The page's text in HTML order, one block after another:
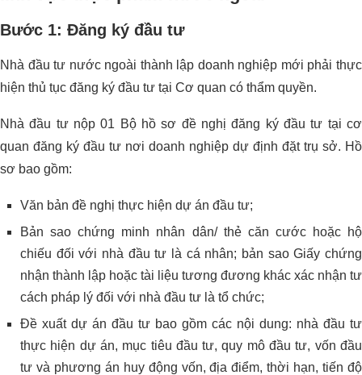
Bước 1: Đăng ký đầu tư
Nhà đầu tư nước ngoài thành lập doanh nghiệp mới phải thực
hiện thủ tục đăng ký đầu tư tại Cơ quan có thẩm quyền.
Nhà đầu tư nộp 01 Bộ hồ sơ đề nghị đăng ký đầu tư tại cơ
quan đăng ký đầu tư nơi doanh nghiệp dự định đặt trụ sở. Hồ
sơ bao gồm:
Văn bản đề nghị thực hiện dự án đầu tư;
Bản sao chứng minh nhân dân/ thẻ căn cước hoặc hộ
chiếu đối với nhà đầu tư là cá nhân; bản sao Giấy chứng
nhận thành lập hoặc tài liệu tương đương khác xác nhận tư
cách pháp lý đối với nhà đầu tư là tổ chức;
Đề xuất dự án đầu tư bao gồm các nội dung: nhà đầu tư
thực hiện dự án, mục tiêu đầu tư, quy mô đầu tư, vốn đầu
tư và phương án huy động vốn, địa điểm, thời hạn, tiến độ